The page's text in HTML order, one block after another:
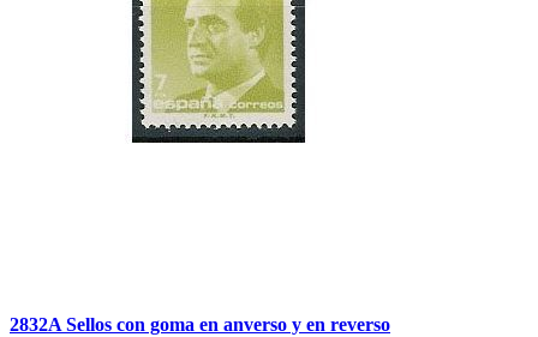
2832A Sellos con goma en anverso y en reverso